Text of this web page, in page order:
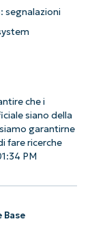
: segnalazioni
che i
siano della
garantirne
fare ricerche
PM